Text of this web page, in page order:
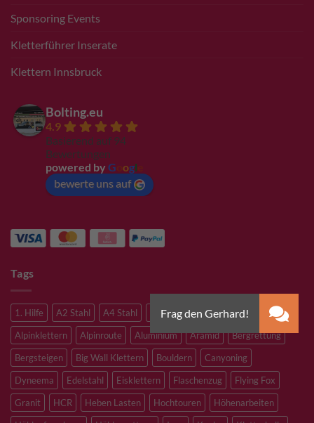
Sponsoring Events
Kletterführer Inserate
Klettern Innsbruck
Bolting.eu
4.9
Basierend auf 94
Bewertungen
powered by G ogl
bewerte uns auf
Tags
1. Hilfe A2 Stahl A4 Stahl Abseilen
Alpine route
Alpinklettern
Alpinroute Aluminium Aramid
Bergrettung
Bergsteigen
Big Wall Klettern Bouldern
Canyoning
Dyneema
Edelstahl Eisklettern Flaschenzug
Flying Fox
Granit
HCR Heben Lasten Hochtouren
Höhenarbeiten